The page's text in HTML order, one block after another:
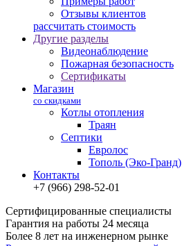
Отзывы клиентов
рассчитать стоимость
Другие разделы
Видеонаблюдение
Пожарная безопасность
Сертификаты
Магазин
со скидками
Котлы отопления
Траян
Септики
Евролос
Тополь (Эко-Гранд)
Контакты
+7 (966) 298-52-01
Сертифицированные специалисты
Гарантия на работы 24 месяца
Более 8 лет на инженерном рынке